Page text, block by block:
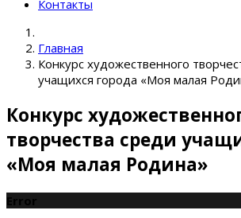
Контакты
Главная
Конкурс художественного
учащихся города «Моя малая
Конкурс
творчества среди
«Моя малая Родина»
Error